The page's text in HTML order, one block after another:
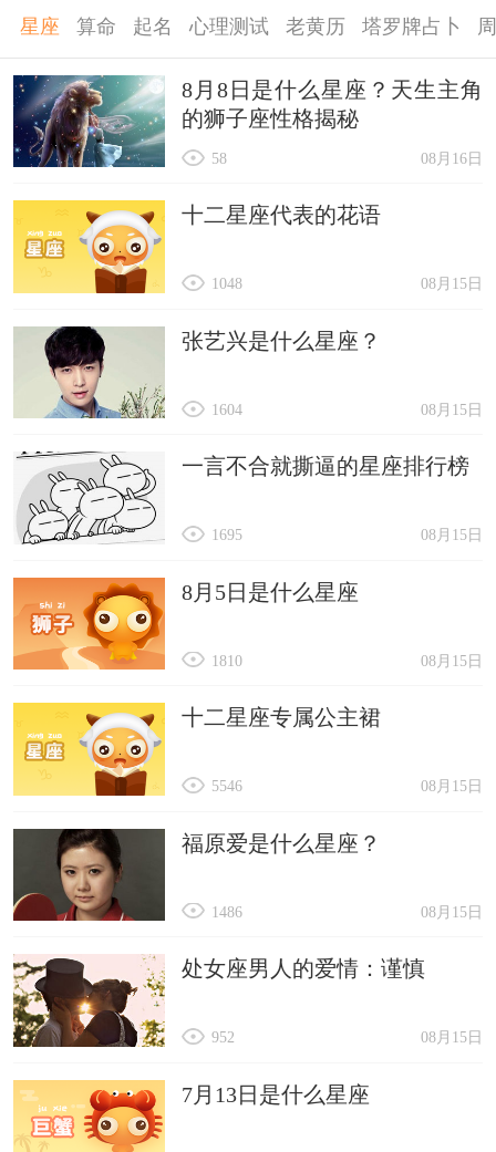
星座 算命 起名 心理测试 老黄历 塔罗牌占卜
8月8日是什么星座？天生主角
的狮子座性格揭秘
08月16日
58
十二星座代表的花语
08月15日
1048
张艺兴是什么星座？
08月15日
1604
一言不合就撕逼的星座排行榜
08月15日
1695
8月5日是什么星座
08月15日
1810
十二星座专属公主裙
08月15日
5546
福原爱是什么星座？
08月15日
1486
处女座男人的爱情：谨慎
08月15日
952
7月13日是什么星座